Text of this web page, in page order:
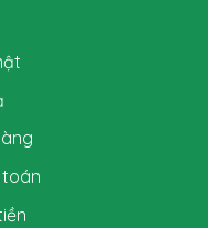
toán